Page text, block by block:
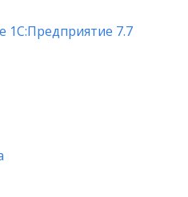
1С:Предприятие 7.7